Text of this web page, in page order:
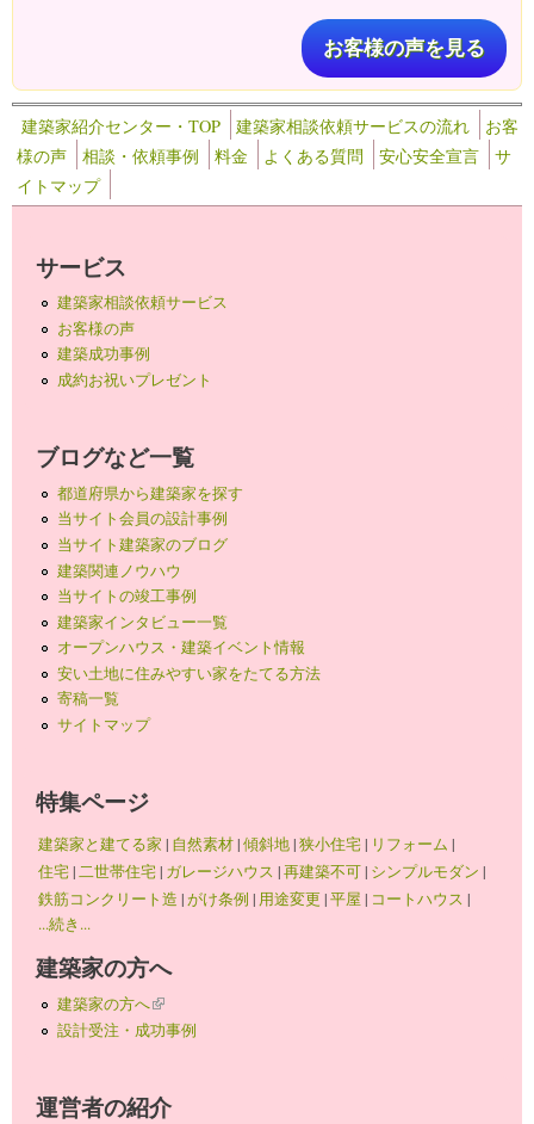
お客様の声を見る
建築家紹介センター・TOP 建築家相談依頼サービスの流れ
お客
様の声
相談・依頼事例 料金 よくある質問 安心安全宣言
サ
イトマップ
サービス
建築家相談依頼サービス
お客様の声
建築成功事例
成約お祝いプレゼント
ブログなど一覧
都道府県から建築家を探す
当サイト会員の設計事例
当サイト建築家のブログ
建築関連ノウハウ
当サイトの竣工事例
建築家インタビュー一覧
オープンハウス・建築イベント情報
安い土地に住みやすい家をたてる方法
寄稿一覧
サイトマップ
特集ページ
建築家と建てる家 | 自然素材|傾斜地|狭小住宅| リフォーム |
住宅|二世帯住宅| ガレージハウス |再建築不可| シンプルモダン |
鉄筋コンクリート造 |がけ条例 | 用途変更 |平屋 | コートハウス |
...続き...
建築家の方へ
建築家の方へ(link is external)
設計受注・成功事例
運営者の紹介